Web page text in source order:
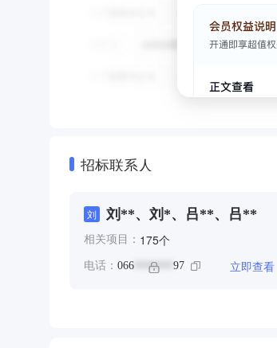
招标联系人
刘 刘**、刘*、吕**、吕**
相关项目： 175个
电话： 066 ******* 97 立即查看